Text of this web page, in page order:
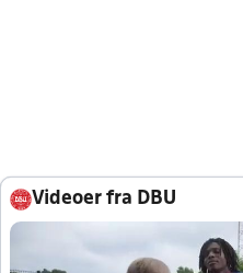
Videoer fra DBU